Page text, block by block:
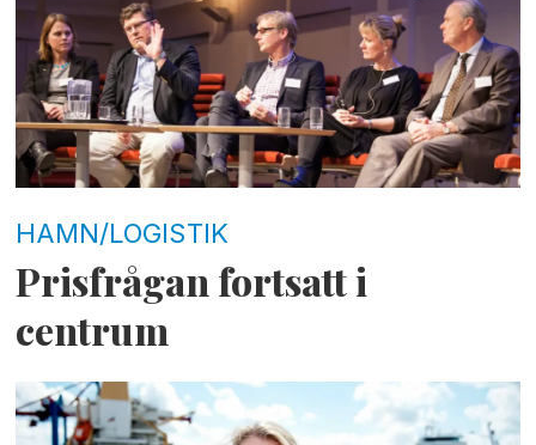
HAMN/LOGISTIK
Prisfrågan fortsatt i
centrum